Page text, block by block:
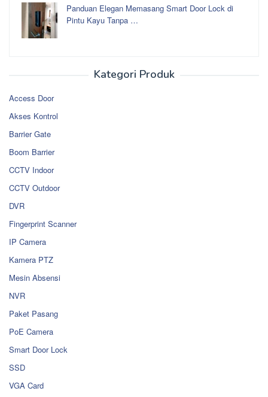
Panduan Elegan Memasang Smart Door Lock di
Pintu Kayu Tanpa …
Kategori Produk
Access Door
Akses Kontrol
Barrier Gate
Boom Barrier
CCTV Indoor
CCTV Outdoor
DVR
Fingerprint Scanner
IP Camera
Kamera PTZ
Mesin Absensi
NVR
Paket Pasang
PoE Camera
Smart Door Lock
SSD
VGA Card